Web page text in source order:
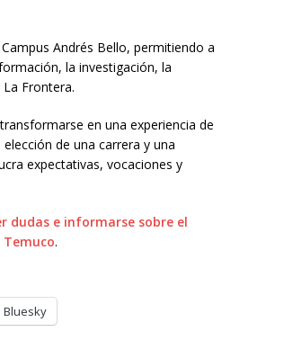
Andrés Bello, permitiendo a
la investigación, la
Frontera.
en una experiencia de
de una carrera y una
expectativas, vocaciones y
dudas e informarse sobre el
.
Bluesky